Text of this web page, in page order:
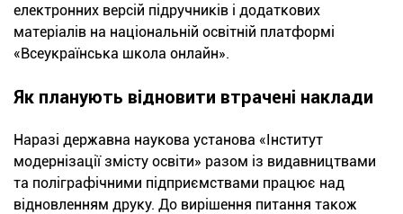
електронних версій підручників і додаткових
матеріалів на національній освітній платформі
«Всеукраїнська школа онлайн».
Як планують відновити втрачені наклади
Наразі державна наукова установа «Інститут
модернізації змісту освіти» разом із видавництвами
та поліграфічними підприємствами працює над
відновленням друку. До вирішення питання також